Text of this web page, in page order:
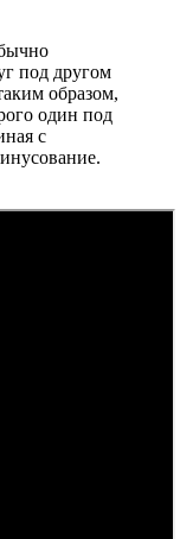
под другом
образом,
один под
с